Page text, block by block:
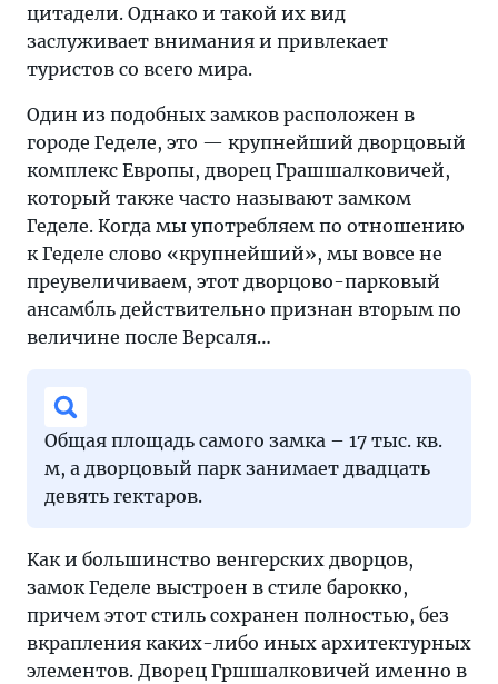
цитадели. Однако и такой их вид
заслуживает внимания и привлекает
туристов со всего мира.
Один из подобных замков расположен в
городе Геделе, это — крупнейший дворцовый
комплекс Европы, дворец Грашшалковичей,
который также часто называют замком
Геделе. Когда мы употребляем по отношению
к Геделе слово «крупнейший», мы вовсе не
преувеличиваем, этот дворцово-парковый
ансамбль действительно признан вторым по
величине после Версаля…
Общая площадь самого замка – 17 тыс. кв.
м, а дворцовый парк занимает двадцать
девять гектаров.
Как и большинство венгерских дворцов,
замок Геделе выстроен в стиле барокко,
причем этот стиль сохранен полностью, без
вкрапления каких-либо иных архитектурных
элементов. Дворец Гршшалковичей именно в